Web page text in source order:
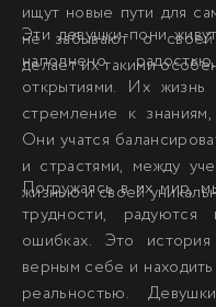
ищут новые пути для
не забывают о своей
делает их такими
Эти девушки-пони
наполнено
открытиями. Их
стремление к
Они учатся
и страстями, между
жизнью и своей
Погружаясь в их мир,
трудности,
ошибках. Это
верным себе и
реальностью.